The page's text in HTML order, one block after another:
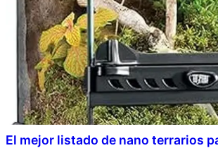
El mejor listado de nano terrarios